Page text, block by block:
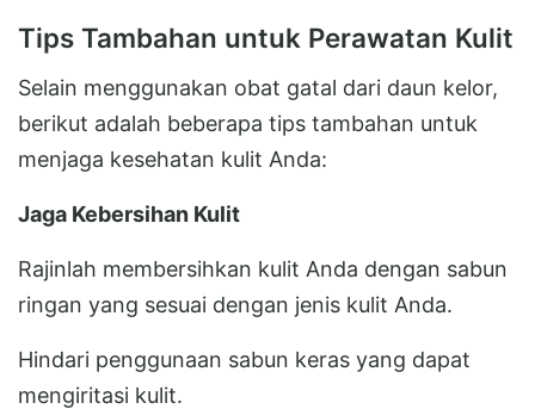
Tips Tambahan untuk Perawatan Kulit
Selain menggunakan obat gatal dari daun kelor,
berikut adalah beberapa tips tambahan untuk
menjaga kesehatan kulit Anda:
Jaga Kebersihan Kulit
Rajinlah membersihkan kulit Anda dengan sabun
ringan yang sesuai dengan jenis kulit Anda.
Hindari penggunaan sabun keras yang dapat
mengiritasi kulit.